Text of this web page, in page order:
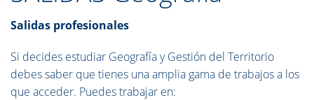
Salidas profesionales
Si decides estudiar Geografía y Gestión del Territorio
debes saber que tienes una amplia gama de trabajos a los
que acceder. Puedes trabajar en: